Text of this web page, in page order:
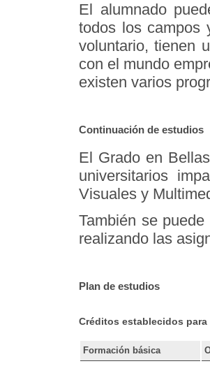
El alumnado
todos los campos
voluntario, tienen
con el mundo
existen varios
Continuación de estudios
El Grado en
universitarios
Visuales y
También se
realizando las
Plan de estudios
Créditos establecidos
Formación básica